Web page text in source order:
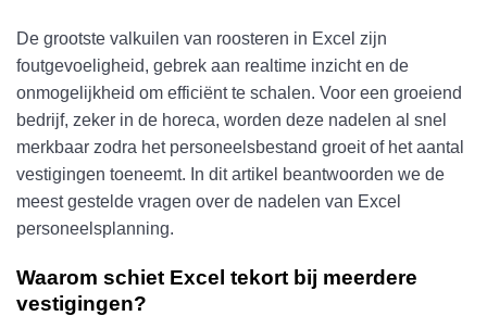
De grootste valkuilen van roosteren in Excel zijn
foutgevoeligheid, gebrek aan realtime inzicht en de
onmogelijkheid om efficiënt te schalen. Voor een groeiend
bedrijf, zeker in de horeca, worden deze nadelen al snel
merkbaar zodra het personeelsbestand groeit of het aantal
vestigingen toeneemt. In dit artikel beantwoorden we de
meest gestelde vragen over de nadelen van Excel
personeelsplanning.
Waarom schiet Excel tekort bij meerdere
vestigingen?